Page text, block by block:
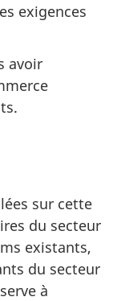
exigences
avoir
sur cette
du secteur
existants,
du secteur
à